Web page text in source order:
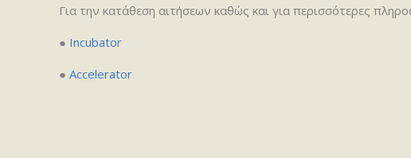
Για την κατάθεση αιτήσεων καθώς και για περισσότερες
● Incubator
●Accelerator